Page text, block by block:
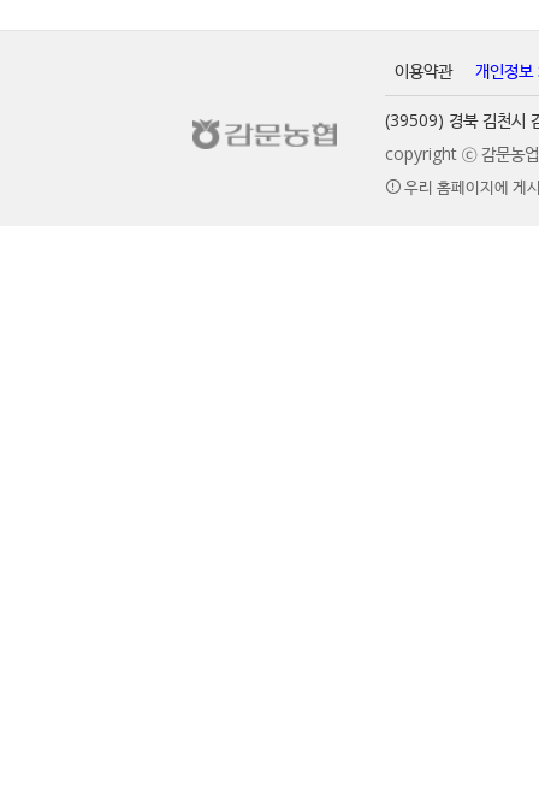
이용약관 개인정보
(39509) 경북 김천시
copyright ⓒ 감문농업
우리 홈페이지에 게